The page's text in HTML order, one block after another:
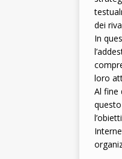
dei
In
loro
Al fine